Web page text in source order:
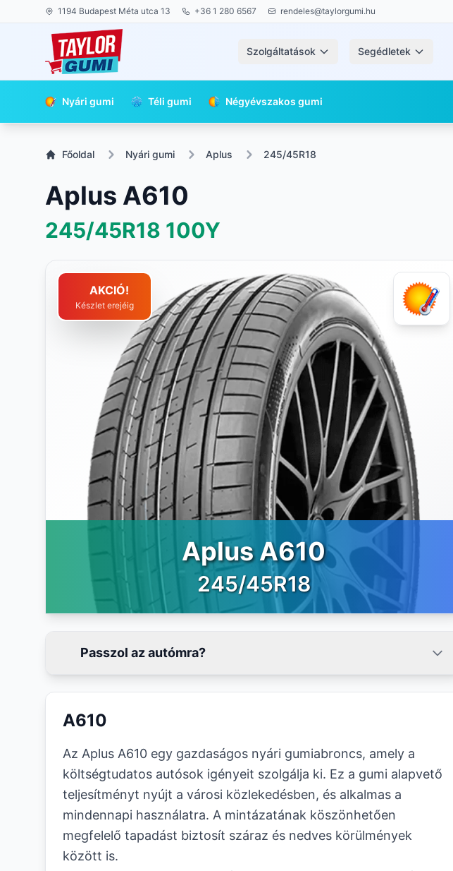
1194 Budapest Méta utca 13 +36 1 280 6567 rendeles@taylorgumi.hu
Szolgáltatások Segédletek
Nyári gumi Téli gumi Négyévszakos gumi
Főoldal Nyári gumi Aplus 245/45R18
Aplus A610
245/45R18 100Y
AKCIÓ!
Készlet erejéig
Aplus A610
245/45R18
Passzol az autómra?
A610
Az Aplus A610 egy gazdaságos nyári gumiabroncs, amely a
költségtudatos autósok igényeit szolgálja ki. Ez a gumi alapvető
teljesítményt nyújt a városi közlekedésben, és alkalmas a
mindennapi használatra. A mintázatának köszönhetően
megfelelő tapadást biztosít száraz és nedves körülmények
között is.